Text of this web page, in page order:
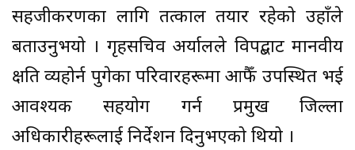
सहजीकरणका लागि तत्काल तयार रहेको उहाँले
बताउनुभयो । गृहसचिव अर्यालले विपद्बाट मानवीय
क्षति व्यहोर्न पुगेका परिवारहरूमा आफैँ उपस्थित भई
आवश्यक सहयोग गर्न प्रमुख जिल्ला
अधिकारीहरूलाई निर्देशन दिनुभएको थियो ।